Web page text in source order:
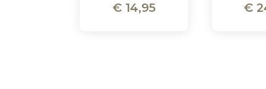
€ 14,95 €